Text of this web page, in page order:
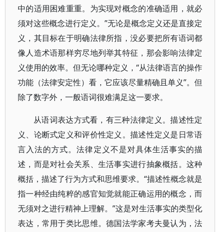
中的适用困难重重。为实现对概念的准确适用，就必
须对这些概念进行定义。”无论是概念定义还是直接定
义，其目标在于明确法律所指，没必要把所有语词都
像人造术语那样穷尽地列举其特征，那会影响法律定
义使用的效率。但无论哪种定义，“从法律语言的操作
功能（法律安定性）看，它应该尽量精确且单义”。但
除了数字外，一般语词很难满足这一要求。
从语词表达方式看，有三种法律定义。描述性定
义、论断式定义和评价性定义。描述性定义是日常语
言入法的方式。法律定义不是对具体生活事实的描
述，而是对社会关系、生活事实进行抽象概括。这种
概括，描述了行为方式和思维要求。“描述性概念就是
指一种经由纯粹的感官知觉就能正确运用的概念，而
无须对之进行精神上理解。”这是对生活事实的类型化
表达，常用于类比思维。德国法学家考夫曼认为，法